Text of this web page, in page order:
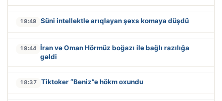
19:49 Süni intellektlə arıqlayan şəxs komaya düşdü
19:44 İran və Oman Hörmüz boğazı ilə bağlı razılığa
gəldi
18:37 Tiktoker “Beniz”ə hökm oxundu